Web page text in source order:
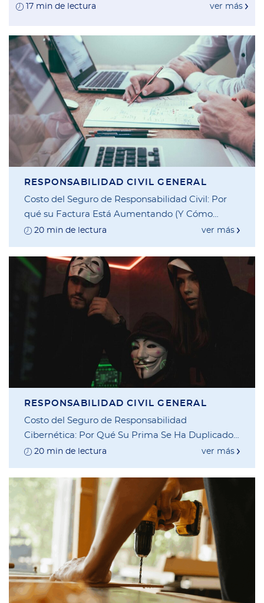
GANAR
17 min de lectura ver más
RESPONSABILIDAD CIVIL GENERAL
Costo del Seguro de Responsabilidad Civil: Por
qué su Factura Está Aumentando (Y Cómo
Podemos Ayudarle a Tomar el Control)
20 min de lectura ver más
RESPONSABILIDAD CIVIL GENERAL
Costo del Seguro de Responsabilidad
Cibernética: Por Qué Su Prima Se Ha Duplicado
y Qué Puede Hacer al Respecto
20 min de lectura ver más